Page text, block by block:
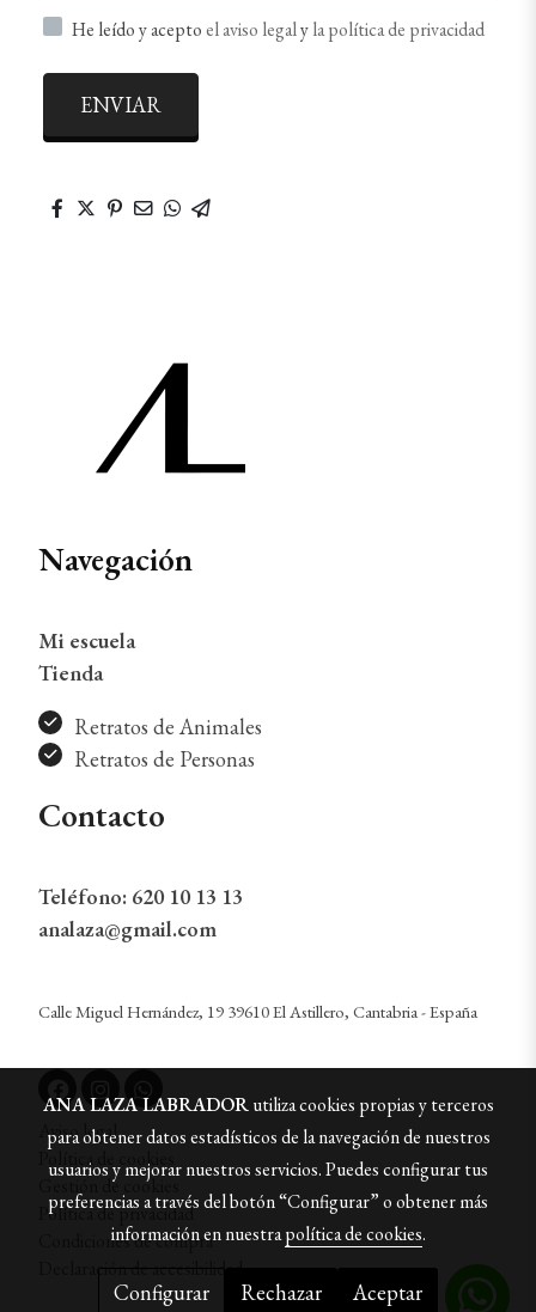
He leído y aceptoel aviso legalyla política de privacidad
ENVIAR
Navegación
Mi escuela
Tienda
Retratos de Animales
Retratos de Personas
Contacto
Teléfono: 620 10 13 13
analaza@gmail.com
Calle Miguel Hernández, 19 39610 El Astillero, Cantabria - España
Aviso legal
Política de cookies
Gestión de cookies
Política de privacidad
Condiciones de compra
Declaración de accesibilidad
ANA LAZA LABRADORutiliza cookies propias y terceros
para obtener datos estadísticos de la navegación de nuestros
usuarios y mejorar nuestros servicios. Puedes configurar tus
preferencias a través del botón “Configurar” o obtener más
información en nuestrapolítica de cookies.
Configurar Rechazar Aceptar